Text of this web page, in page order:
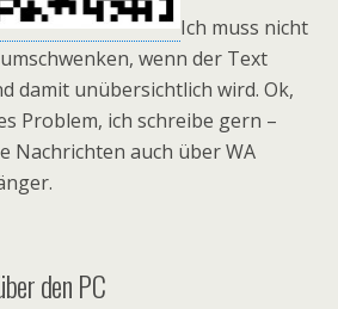
Ich muss nicht
wenn der Text
damit unübersichtlich wird. Ok,
Problem, ich schreibe gern –
Nachrichten auch über WA
den PC